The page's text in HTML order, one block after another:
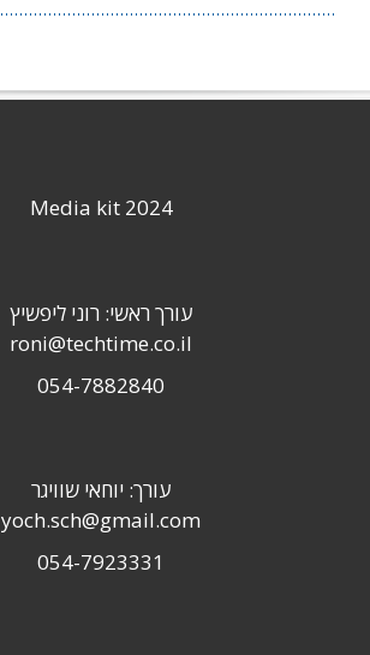
Media kit 2024
עורך ראשי: רוני ליפשיץ
roni@techtime.co.il
054-7882840
עורך: יוחאי שוויגר
yoch.sch@gmail.com
054-7923331